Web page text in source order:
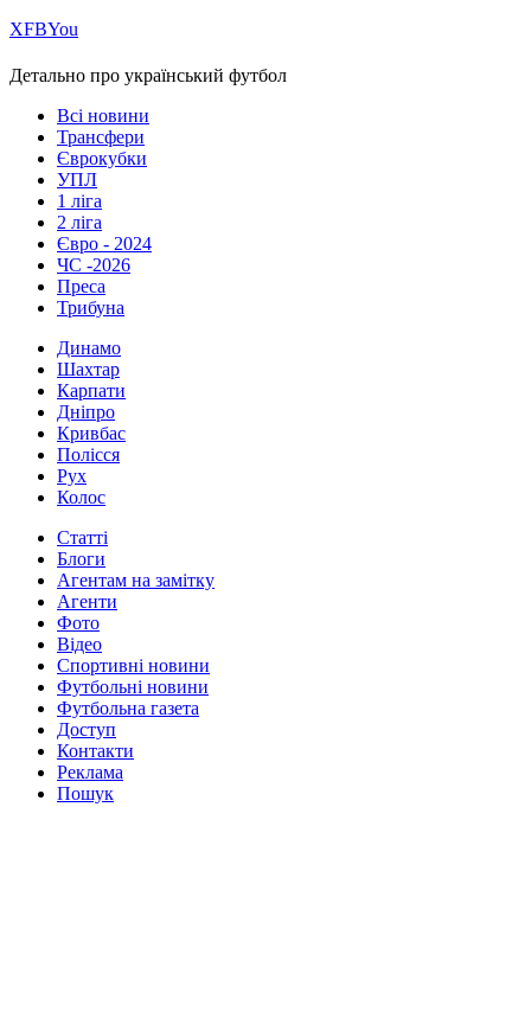
ХFBYou
Детально про український футбол
Всі новини
Трансфери
Єврокубки
УПЛ
1 ліга
2 ліга
Євро - 2024
ЧС -2026
Преса
Трибуна
Динамо
Шахтар
Карпати
Дніпро
Кривбас
Полісся
Рух
Колос
Статті
Блоги
Агентам на замітку
Агенти
Фото
Відео
Спортивні новини
Футбольні новини
Футбольна газета
Доступ
Контакти
Реклама
Пошук